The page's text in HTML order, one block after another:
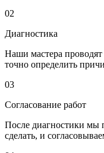
02
Диагностика
Наши мастера
точно определить
03
Согласование работ
После диагностики мы
сделать, и